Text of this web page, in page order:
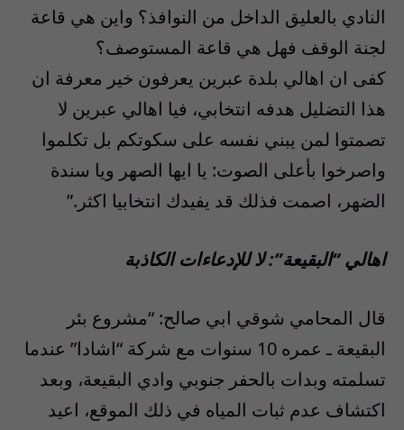
النادي بالعليق الداخل من النوافذ؟ واين هي قاعة
لجنة الوقف فهل هي قاعة المستوصف؟
كفى ان اهالي بلدة عبرين يعرفون خير معرفة ان
هذا التضليل هدفه انتخابي، فيا اهالي عبرين لا
تصمتوا لمن يبني نفسه على سكوتكم بل تكلموا
واصرخوا بأعلى الصوت: يا ايها الصهر ويا سندة
الضهر، اصمت فذلك قد يفيدك انتخابيا اكثر.”
اهالي “البقيعة”: لا للإدعاءات الكاذبة
قال المحامي شوقي ابي صالح: “مشروع بئر
البقيعة ـ عمره 10 سنوات مع شركة “اشادا” عندما
تسلمته وبدات بالحفر جنوبي وادي البقيعة، وبعد
اكتشاف عدم ثبات المياه في ذلك الموقع، اعيد